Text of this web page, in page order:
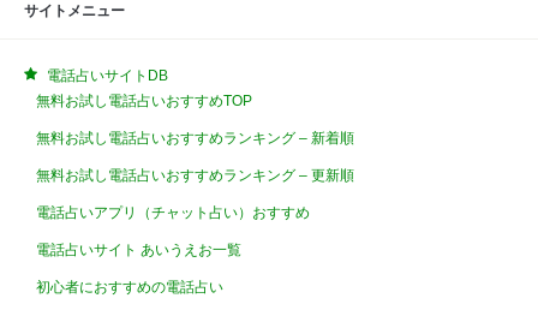
サイトメニュー
電話占いサイトDB
無料お試し電話占いおすすめTOP
無料お試し電話占いおすすめランキング – 新着順
無料お試し電話占いおすすめランキング – 更新順
電話占いアプリ（チャット占い）おすすめ
電話占いサイト あいうえお一覧
初心者におすすめの電話占い